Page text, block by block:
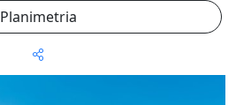
Planimetria